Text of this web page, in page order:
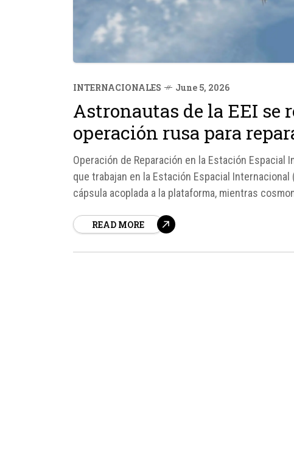
INTERNACIONALES June 5, 2026
Astronautas de la EEI se
operación rusa para
Operación de Reparación en la Estación
que trabajan en la Estación Espacial
cápsula acoplada a la plataforma, mientras
READ MORE